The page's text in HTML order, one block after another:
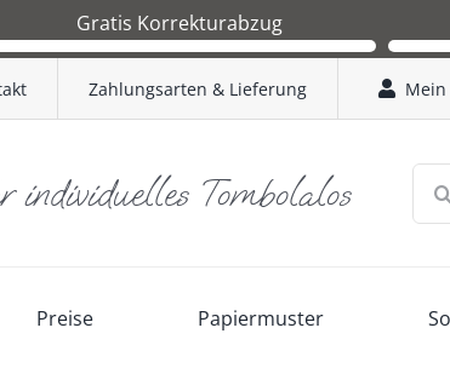
Gratis Korrekturabzug
Sie erhalten nach Bestelleingang in Kürze einen
zur Kontrolle. Erst wenn dieser von
Ihnen freigegeben wird, starten wir mit der
Sie
Zahlungsarten & Lieferung
Tombolalos
Preise Papiermuster